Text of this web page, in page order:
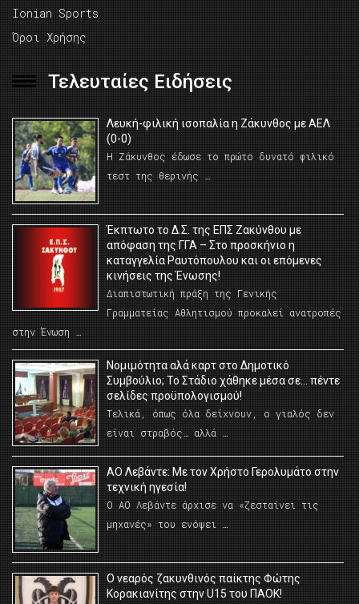
Ionian Sports
Όροι Χρήσης
Τελευταίες Ειδήσεις
Λευκή-φιλική ισοπαλία η Ζάκυνθος με ΑΕΛ
(0-0)
Η Ζάκυνθος έδωσε το πρώτο δυνατό φιλικό
τεστ της θερινής …
Έκπτωτο το Δ.Σ. της ΕΠΣ Ζακύνθου με
απόφαση της ΓΓΑ – Στο προσκήνιο η
καταγγελία Ραυτόπουλου και οι επόμενες
κινήσεις της Ένωσης!
Διαπιστωτική πράξη της Γενικής
Γραμματείας Αθλητισμού προκαλεί ανατροπές
στην Ένωση …
Νομιμότητα αλά καρτ στο Δημοτικό
Συμβούλιο; Το Στάδιο χάθηκε μέσα σε… πέντε
σελίδες προϋπολογισμού!
Τελικά, όπως όλα δείχνουν, ο γιαλός δεν
είναι στραβός… αλλά …
ΑΟ Λεβάντε: Με τον Χρήστο Γερολυμάτο στην
τεχνική ηγεσία!
Ο ΑΟ Λεβάντε άρχισε να «ζεσταίνει τις
μηχανές» του ενόψει …
O νεαρός ζακυνθινός παίκτης Φώτης
Κορακιανίτης στην U15 του ΠΑΟΚ!